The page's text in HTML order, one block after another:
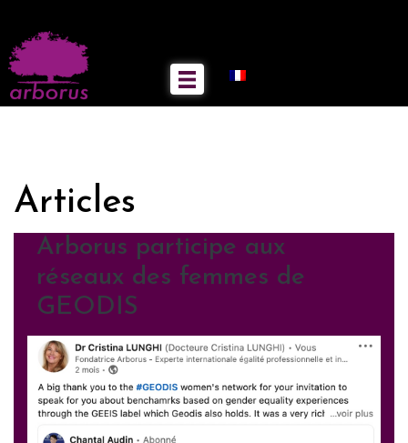
Articles
Arborus participe aux
réseaux des femmes de
GEODIS